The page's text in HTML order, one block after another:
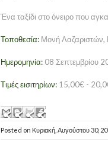
Ένα ταξίδι στο όνειρο που
Τοποθεσία: Μονή
Ημερομηνία: 08 Σεπτεμβρίου
Τιμές εισιτηρίων: 15,00€ -
Posted on Κυριακή, Αυγούστου 30,